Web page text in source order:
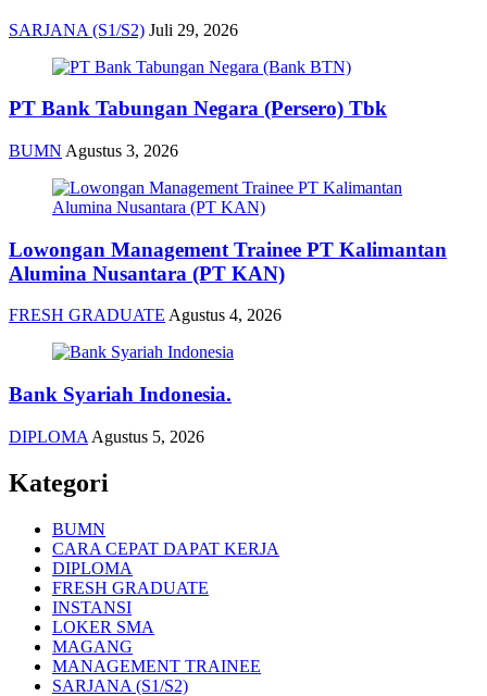
SARJANA (S1/S2) Juli 29, 2026
PT Bank Tabungan Negara (Persero) Tbk
BUMN Agustus 3, 2026
Lowongan Management Trainee PT Kalimantan
Alumina Nusantara (PT KAN)
FRESH GRADUATE Agustus 4, 2026
Bank Syariah Indonesia.
DIPLOMA Agustus 5, 2026
Kategori
BUMN
CARA CEPAT DAPAT KERJA
DIPLOMA
FRESH GRADUATE
INSTANSI
LOKER SMA
MAGANG
MANAGEMENT TRAINEE
SARJANA (S1/S2)